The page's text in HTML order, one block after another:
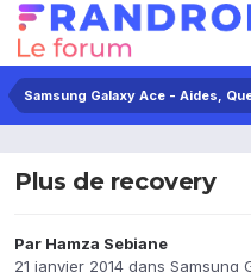
Samsung Galaxy Ace - Aides,
Plus de recovery
Par Hamza Sebiane
21 janvier 2014 dans Samsung